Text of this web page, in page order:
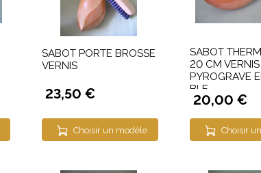
SABOT PORTE BROSSE
VERNIS
23,50 €
Choisir un modèle
SABOT
20 CM
PYROGRAVE
BLE
20,00 €
Choisir